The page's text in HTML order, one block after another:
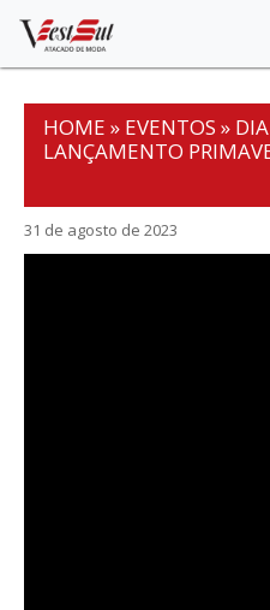
content
HOME » EVENTOS »
LANÇAMENTO
31 de agosto de 2023